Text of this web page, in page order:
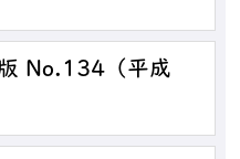
No.134（平成